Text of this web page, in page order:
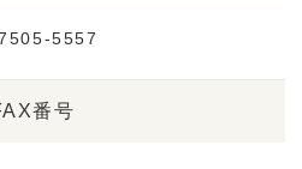
5557
番号